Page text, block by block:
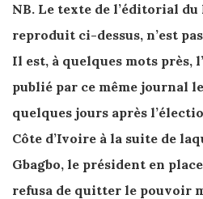
NB. Le texte de l’éditorial
reproduit ci-dessus, n’est
Il est, à quelques mots près,
publié par ce même journal le
quelques jours après
Côte d’Ivoire à la suite de
Gbagbo, le président en
refusa de quitter le pouvoir